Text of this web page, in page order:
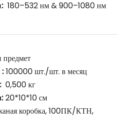
180–532 нм & 900–1080 нм
:100000 шт./шт. в месяц
0,500 кг
20*10*10 см
коробка, 100ПК/КТН,